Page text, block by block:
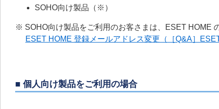
SOHO向け製品（※）
※ SOHO向け製品をご利用のお客さまは、ESET HOME
ESET HOME 登録メールアドレス変更（［Q&A］
■ 個人向け製品をご利用の場合